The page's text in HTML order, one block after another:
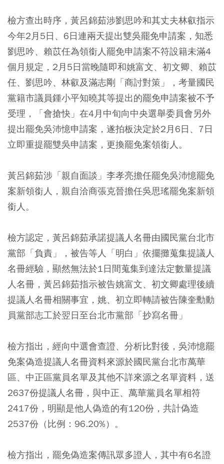
檢方查出時序，黃呂錦茹涉劉思吟和其丈夫林叡指示
今年2月5日、6日連兩天提出雙吳罷免申請案，知悉
劉思吟、賴苡任為領銜人罷免申請案不符設籍未滿4
個月規定，2月5日當晚隨即和姚富文、初文卿、賴苡
任、劉思吟、林叡及滿志剛「商討對策」，考量國民
黨籍市議員鍾小平知曉其等提出的罷免申請案被不予
受理，「會搶快」在4月中旬向中央選舉委員會另外
提出罷免吳沛憶申請案，遂拍板決定於2月6日、7日
立即重提罷雙吳申請案，更換罷免案領銜人。
黃呂錦茹涉「親自面談」李孝亮擔任罷免吳沛憶罷免
案新領銜人，親自洽商張克晉擔任吳思瑤罷免案新領
銜人。
檢方認定，黃呂錦茹承諾提議人名冊由國民黨台北市
黨部「負責」，被告等人「明白」依擺攤蒐集提議人
名冊經驗，顯然無法於1日間蒐集到達法定數量提議
人名冊，黃呂錦茹指示被告姚富文、初文卿處理後續
提議人名冊相關事宜，姚、初立即轉請被告陳奎勳動
員黨部志工於翌日至台北市黨部「抄寫名冊」
檢方指出，經向中選會查證、分析比對後，吳沛憶罷
免案偽造提議人名冊資料來源於國民黨台北市萬華
區、中正區黨員名單及其他不詳來源之名單資料，送
2637份提議人名冊，與中正、萬華黨員名單相符
2417份，明顯是他人偽造的有120份，共計偽造
2537份（比例：96.20%）。
檢方指出，罷免偽造案傳訊眾多證人，其中有6名證